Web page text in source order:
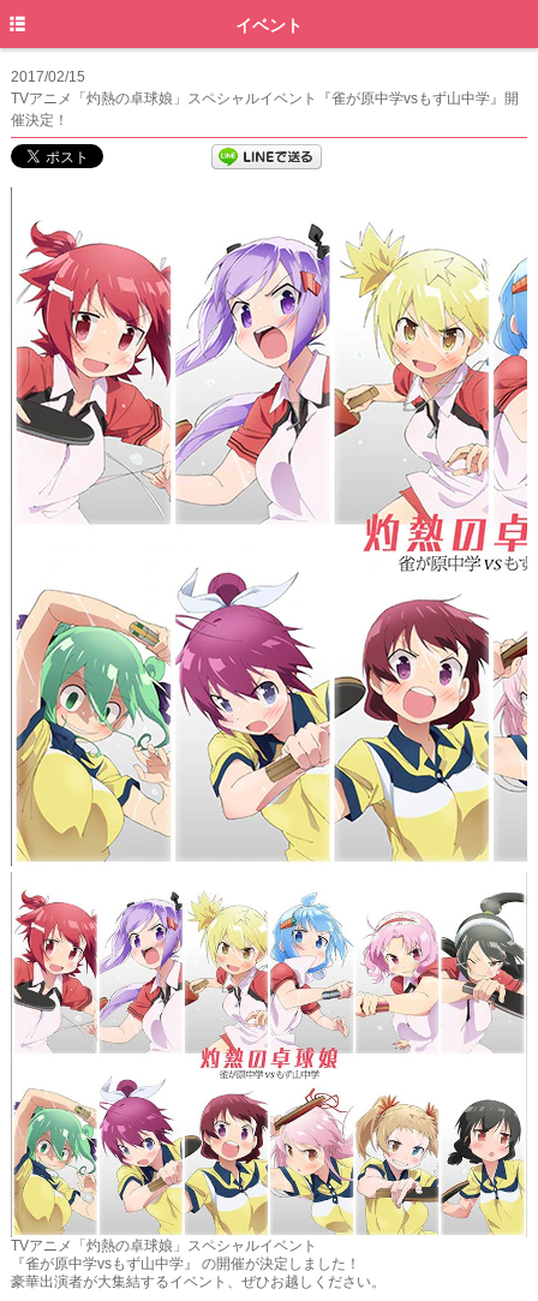
イベント
2017/02/15
TVアニメ「灼熱の卓球娘」スペシャルイベント『雀が原中学vsもず山中学』開
催決定！
TVアニメ「灼熱の卓球娘」スペシャルイベント
『雀が原中学vsもず山中学』 の開催が決定しました！
豪華出演者が大集結するイベント、ぜひお越しください。
ニュース
イントロダクション
ストーリー
キャラクター
オンエア
ムービー
ディスコグラフィ
特典情報
グッズ
利用者情報の外部送信